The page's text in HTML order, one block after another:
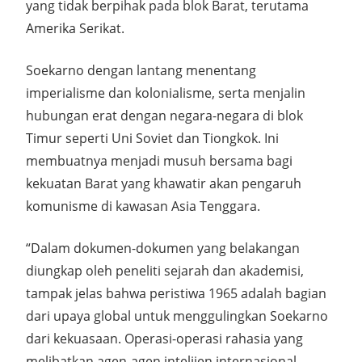
yang tidak berpihak pada blok Barat, terutama
Amerika Serikat.
Soekarno dengan lantang menentang
imperialisme dan kolonialisme, serta menjalin
hubungan erat dengan negara-negara di blok
Timur seperti Uni Soviet dan Tiongkok. Ini
membuatnya menjadi musuh bersama bagi
kekuatan Barat yang khawatir akan pengaruh
komunisme di kawasan Asia Tenggara.
“Dalam dokumen-dokumen yang belakangan
diungkap oleh peneliti sejarah dan akademisi,
tampak jelas bahwa peristiwa 1965 adalah bagian
dari upaya global untuk menggulingkan Soekarno
dari kekuasaan. Operasi-operasi rahasia yang